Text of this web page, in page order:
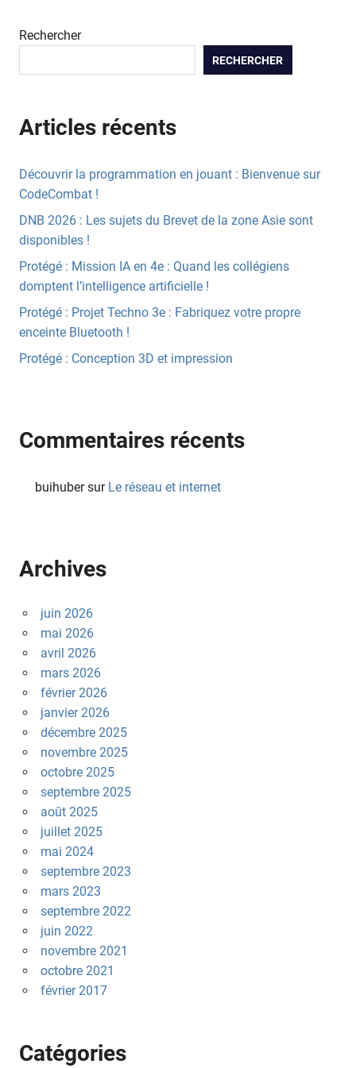
Rechercher
RECHERCHER
Articles récents
Découvrir la programmation en jouant : Bienvenue sur
CodeCombat !
DNB 2026 : Les sujets du Brevet de la zone Asie sont
disponibles !
Protégé : Mission IA en 4e : Quand les collégiens
domptent l’intelligence artificielle !
Protégé : Projet Techno 3e : Fabriquez votre propre
enceinte Bluetooth !
Protégé : Conception 3D et impression
Commentaires récents
buihubersur Le réseau et internet
Archives
juin 2026
mai 2026
avril 2026
mars 2026
février 2026
janvier 2026
décembre 2025
novembre 2025
octobre 2025
septembre 2025
août 2025
juillet 2025
mai 2024
septembre 2023
mars 2023
septembre 2022
juin 2022
novembre 2021
octobre 2021
février 2017
Catégories